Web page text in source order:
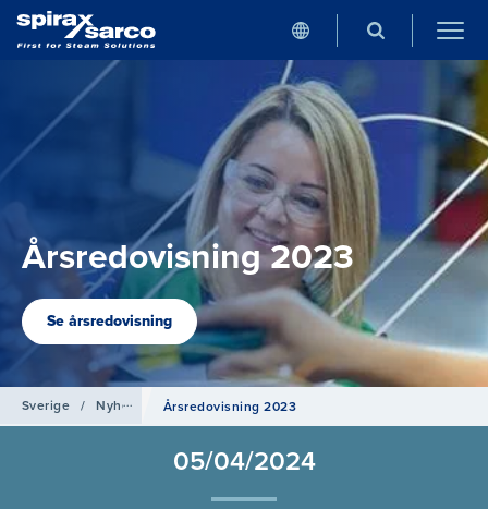
Årsredovisning 2023
Se årsredovisning
Sverige / Nyheter Årsredovisning 2023
05/04/2024